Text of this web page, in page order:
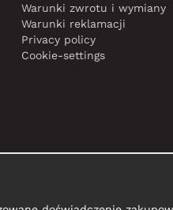
Warunki zwrotu i wymiany
Warunki reklamacji
Privacy policy
Cookie-settings